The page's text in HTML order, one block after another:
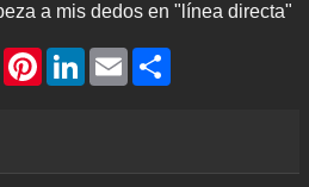
a mis dedos en "línea directa"
T
a
P
e
L
I
E
m